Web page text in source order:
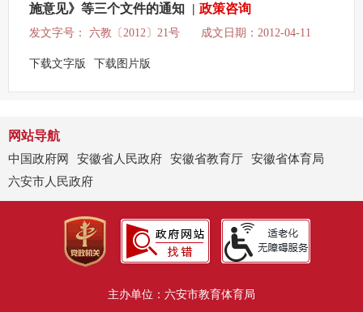
施意见》等三个文件的通知 | 政策咨询
发文字号： 六教〔2012〕21号 成文日期：2012-04-11
下载文字版 下载图片版
网站导航
中国政府网
安徽省人民政府 安徽省教育厅 安徽省体育局
六安市人民政府
主办单位：六安市教育体育局